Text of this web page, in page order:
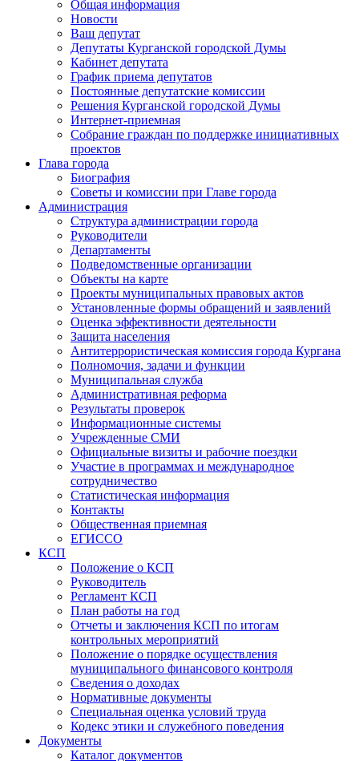
Общая информация
Новости
Ваш депутат
Депутаты Курганской городской Думы
Кабинет депутата
График приема депутатов
Постоянные депутатские комиссии
Решения Курганской городской Думы
Интернет-приемная
Собрание граждан по поддержке инициативных
проектов
Глава города
Биография
Советы и комиссии при Главе города
Администрация
Структура администрации города
Руководители
Департаменты
Подведомственные организации
Объекты на карте
Проекты муниципальных правовых актов
Установленные формы обращений и заявлений
Оценка эффективности деятельности
Защита населения
Антитеррористическая комиссия города Кургана
Полномочия, задачи и функции
Муниципальная служба
Административная реформа
Результаты проверок
Информационные системы
Учрежденные СМИ
Официальные визиты и рабочие поездки
Участие в программах и международное
сотрудничество
Статистическая информация
Контакты
Общественная приемная
ЕГИССО
КСП
Положение о КСП
Руководитель
Регламент КСП
План работы на год
Отчеты и заключения КСП по итогам
контрольных мероприятий
Положение о порядке осуществления
муниципального финансового контроля
Сведения о доходах
Нормативные документы
Специальная оценка условий труда
Кодекс этики и служебного поведения
Документы
Каталог документов